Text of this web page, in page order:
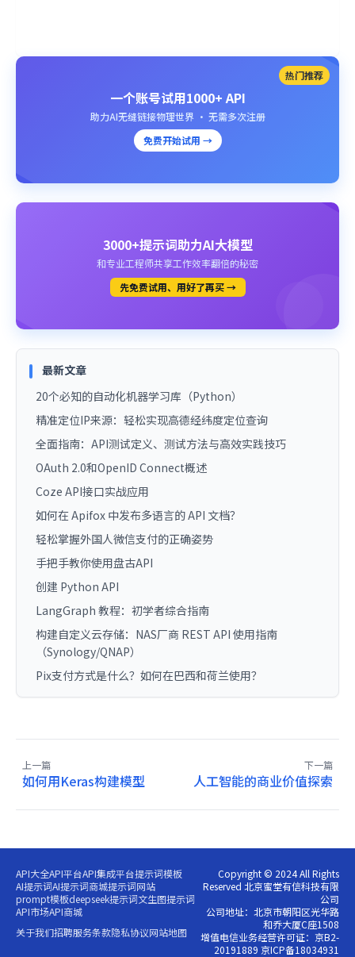
热门推荐
一个账号试用1000+ API
助力AI无缝链接物理世界 · 无需多次注册
免费开始试用 →
3000+提示词助力AI大模型
和专业工程师共享工作效率翻倍的秘密
先免费试用、用好了再买 →
最新文章
20个必知的自动化机器学习库（Python）
精准定位IP来源：轻松实现高德经纬度定位查询
全面指南：API测试定义、测试方法与高效实践技巧
OAuth 2.0和OpenID Connect概述
Coze API接口实战应用
如何在 Apifox 中发布多语言的 API 文档？
轻松掌握外国人微信支付的正确姿势
手把手教你使用盘古API
创建 Python API
LangGraph 教程：初学者综合指南
构建自定义云存储：NAS厂商 REST API 使用指南
（Synology/QNAP）
Pix支付方式是什么？如何在巴西和荷兰使用？
上一篇
如何用Keras构建模型
下一篇
人工智能的商业价值探索
API大全API平台API集成平台提示词模板
AI提示词AI提示词商城提示词网站
prompt模板deepseek提示词文生图提示词
API市场API商城
关于我们招聘服务条款隐私协议网站地图
Copyright © 2024 All Rights
Reserved 北京蜜堂有信科技有限
公司
公司地址：北京市朝阳区光华路
和乔大厦C座1508
增值电信业务经营许可证：京B2-
20191889 京ICP备18034931